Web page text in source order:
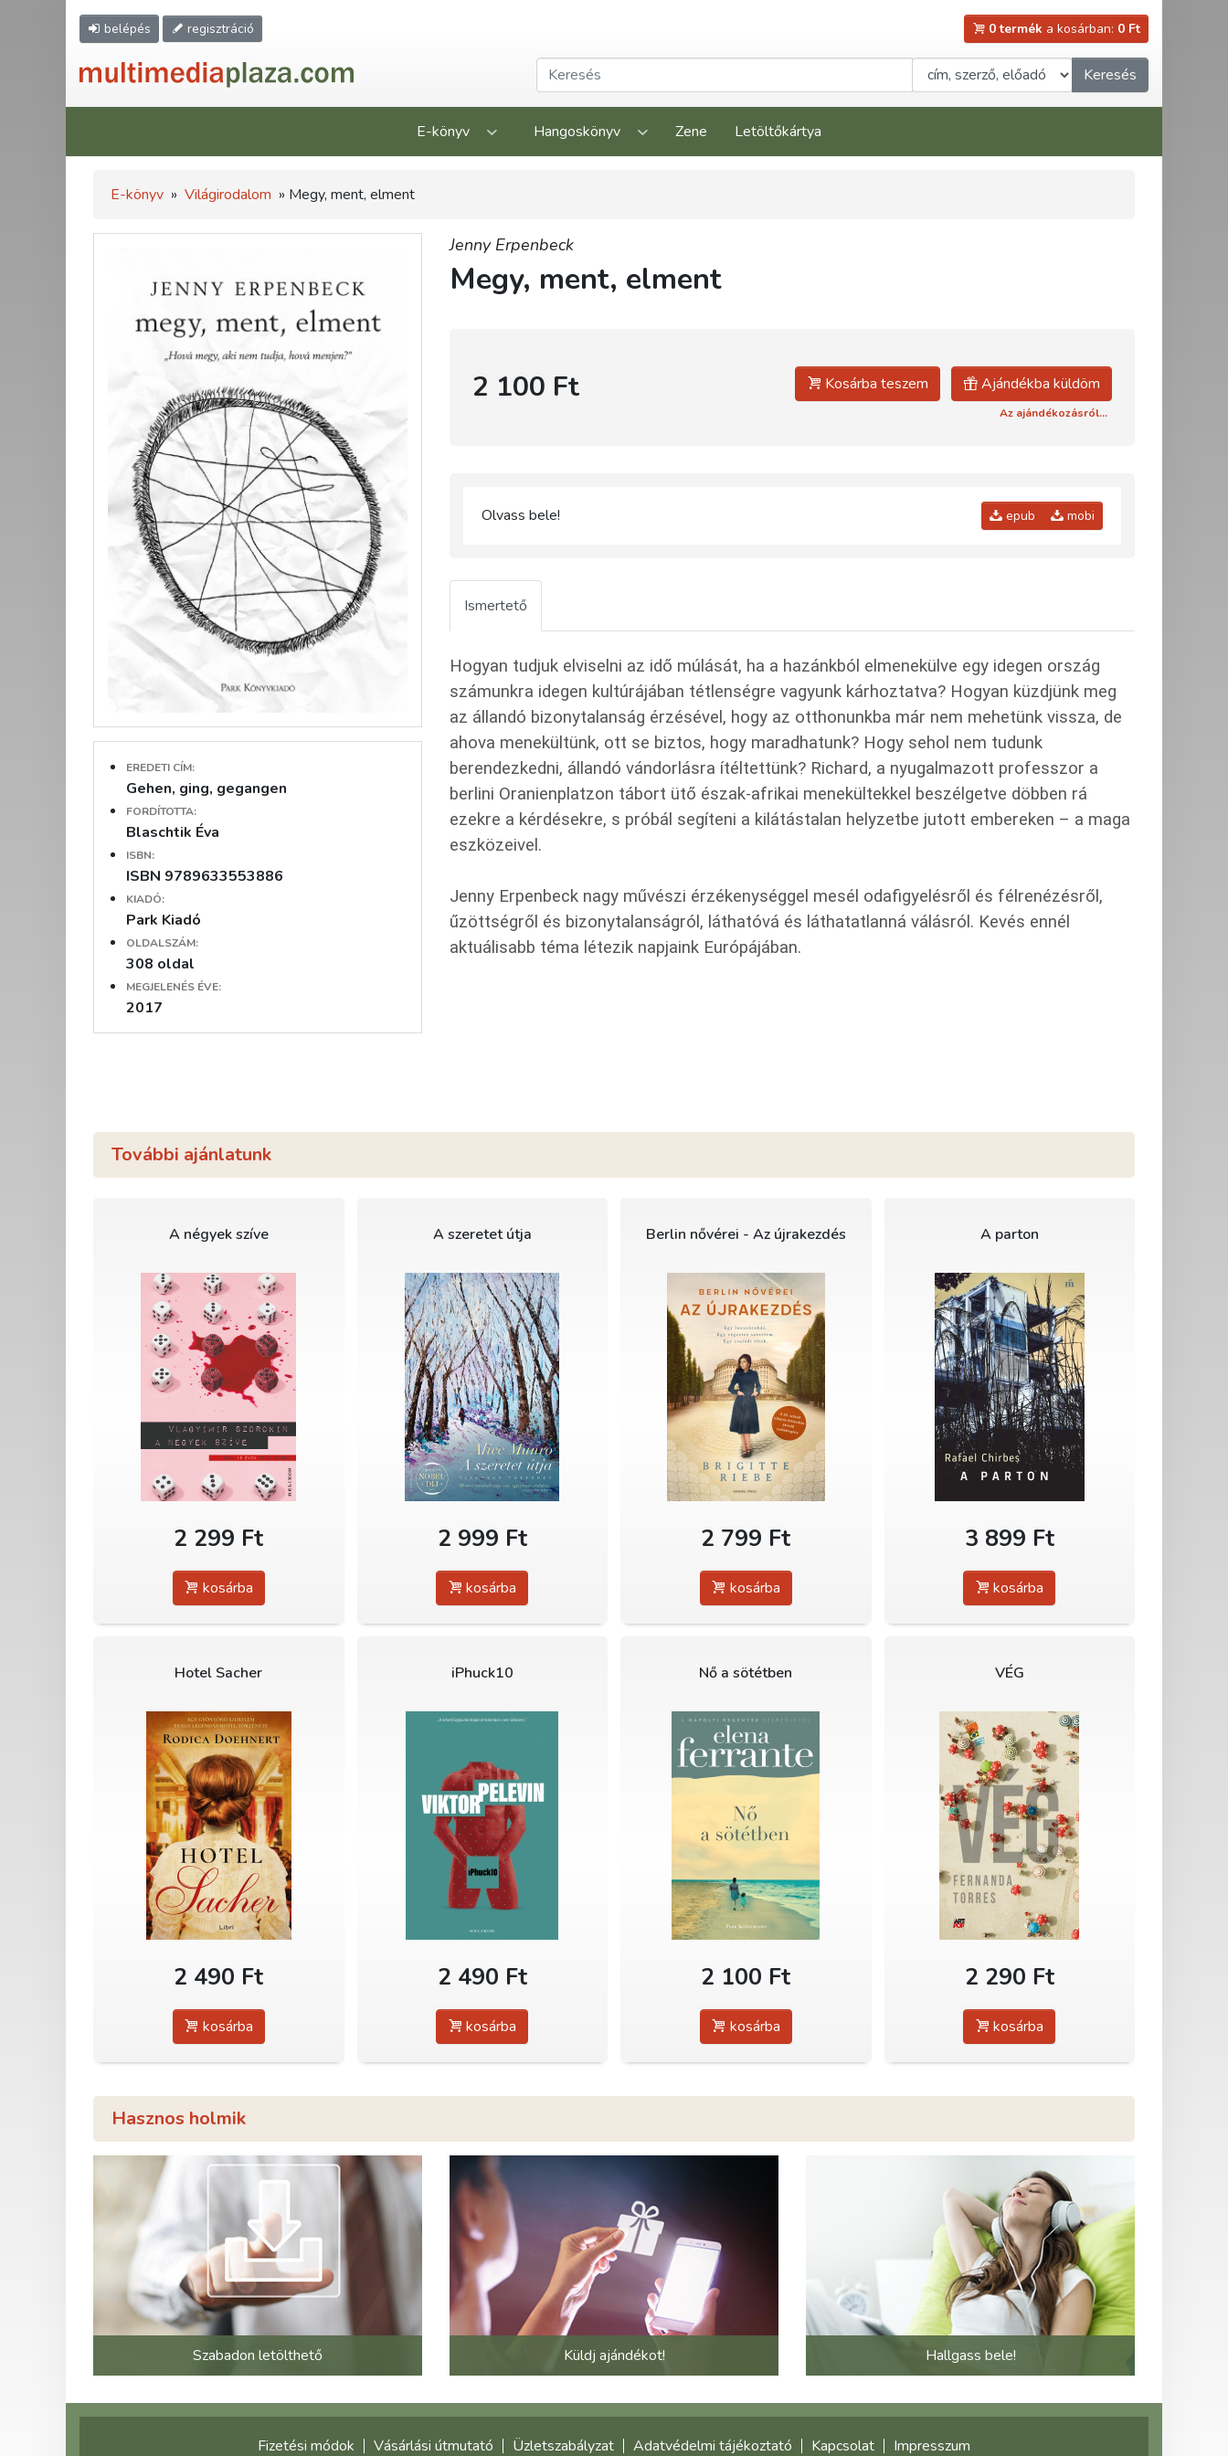
belépés regisztráció 0 termék a kosárban: 0 Ft
Keresés
E-könyv Hangoskönyv Zene Letöltőkártya
E-könyv » Világirodalom » Megy, ment, elment
EREDETI CÍM:
Gehen, ging, gegangen
FORDÍTOTTA:
Blaschtik Éva
ISBN:
ISBN 9789633553886
KIADÓ:
Park Kiadó
OLDALSZÁM:
308 oldal
MEGJELENÉS ÉVE:
2017
Jenny Erpenbeck
Megy, ment, elment
2 100 Ft Kosárba teszem Ajándékba küldöm
Az ajándékozásról...
Olvass bele! epub mobi
Ismertető
Hogyan tudjuk elviselni az idő múlását, ha a hazánkból elmenekülve egy idegen ország
számunkra idegen kultúrájában tétlenségre vagyunk kárhoztatva? Hogyan küzdjünk meg
az állandó bizonytalanság érzésével, hogy az otthonunkba már nem mehetünk vissza, de
ahova menekültünk, ott se biztos, hogy maradhatunk? Hogy sehol nem tudunk
berendezkedni, állandó vándorlásra ítéltettünk? Richard, a nyugalmazott professzor a
berlini Oranienplatzon tábort ütő észak-afrikai menekültekkel beszélgetve döbben rá
ezekre a kérdésekre, s próbál segíteni a kilátástalan helyzetbe jutott embereken – a maga
eszközeivel.
Jenny Erpenbeck nagy művészi érzékenységgel mesél odafigyelésről és félrenézésről,
űzöttségről és bizonytalanságról, láthatóvá és láthatatlanná válásról. Kevés ennél
aktuálisabb téma létezik napjaink Európájában.
További ajánlatunk
A négyek szíve
2 299 Ft
kosárba
A szeretet útja
2 999 Ft
kosárba
Berlin nővérei - Az újrakezdés
2 799 Ft
kosárba
A parton
3 899 Ft
kosárba
Hotel Sacher
2 490 Ft
kosárba
iPhuck10
2 490 Ft
kosárba
Nő a sötétben
2 100 Ft
kosárba
VÉG
2 290 Ft
kosárba
Hasznos holmik
Szabadon letölthető Küldj ajándékot! Hallgass bele!
Fizetési módok Vásárlási útmutató Üzletszabályzat Adatvédelmi tájékoztató Kapcsolat Impresszum